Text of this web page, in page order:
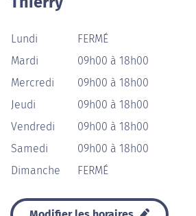
Lundi
FERMÉ
Mardi
09h00 à 18h00
Mercredi
09h00 à 18h00
Jeudi
09h00 à 18h00
Vendredi
09h00 à 18h00
Samedi
09h00 à 18h00
Dimanche
FERMÉ